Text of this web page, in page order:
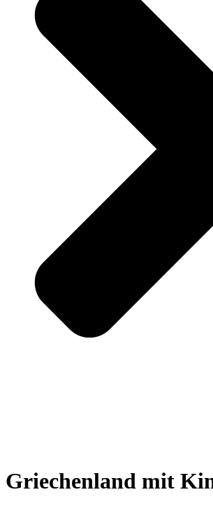
Griechenland mit